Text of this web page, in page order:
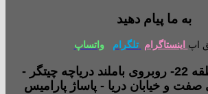
به ما پیام دهید
اپ اینستاگرام تلگرام واتساپ
آدرس: تهران - منطقه 22- روبروی باملند دریاچه چیتگر -
صفت و خیابان دریا - پاساژ پارامیس